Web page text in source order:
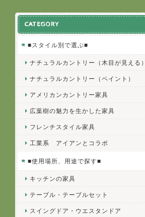
CATEGORY
■スタイル別で選ぶ■
ナチュラルカントリー（木目が見える）
ナチュラルカントリー（ペイント）
アメリカンカントリー家具
広葉樹の魅力を生かした家具
フレンチスタイル家具
工業系 アイアンとコラボ
■使用場所、用途で探す■
キッチンの家具
テーブル・テーブルセット
スイングドア・ウエスタンドア